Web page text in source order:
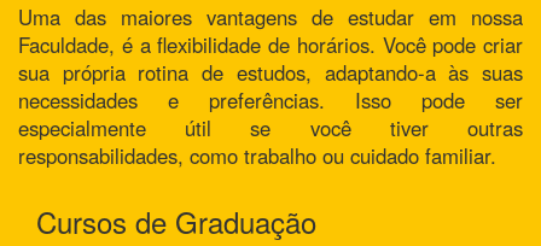
Uma das maiores vantagens de estudar em nossa
Faculdade, é a flexibilidade de horários. Você pode criar
sua própria rotina de estudos, adaptando-a às suas
necessidades e preferências. Isso pode ser
especialmente útil se você tiver outras
responsabilidades, como trabalho ou cuidado familiar.
Cursos de Graduação